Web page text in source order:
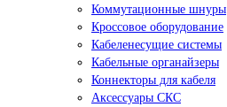
Коммутационные шнуры
Кроссовое оборудование
Кабеленесущие системы
Кабельные органайзеры
Коннекторы для кабеля
Аксессуары СКС